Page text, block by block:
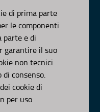
di prima parte
le componenti
parte e di
garantire il suo
non tecnici
consenso.
cookie di
per uso